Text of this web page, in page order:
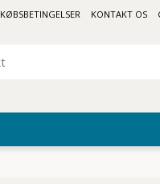
KØBSBETINGELSER KONTAKT OS